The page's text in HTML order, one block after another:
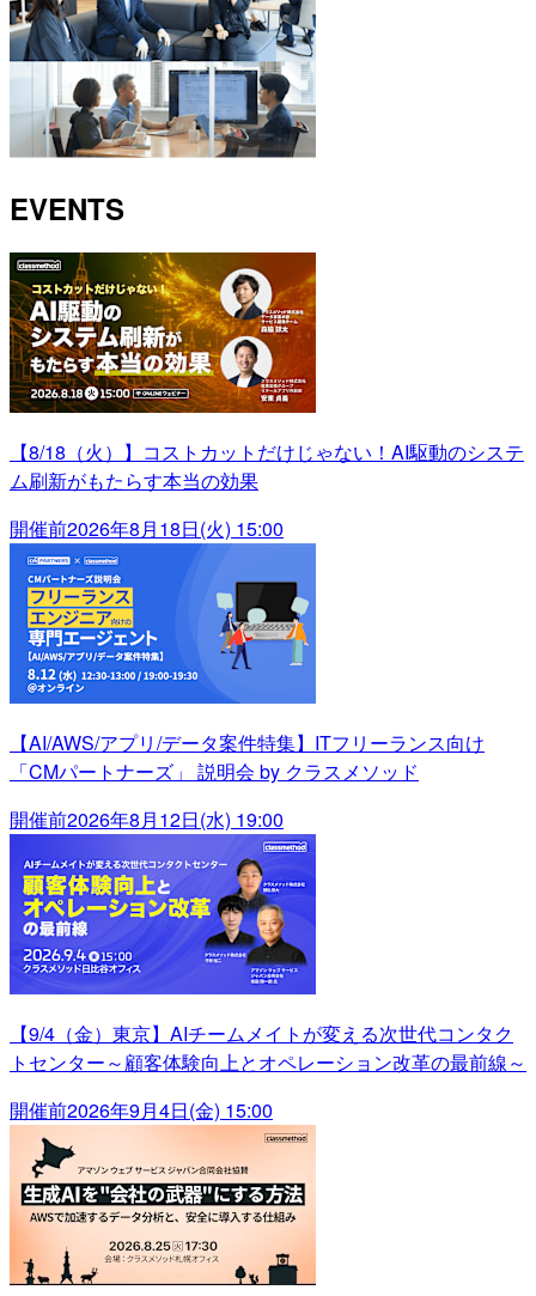
EVENTS
【8/18（火）】コストカットだけじゃない！AI駆動のシステ
ム刷新がもたらす本当の効果
開催前2026年8月18日(火) 15:00
【AI/AWS/アプリ/データ案件特集】ITフリーランス向け
「CMパートナーズ」 説明会 by クラスメソッド
開催前2026年8月12日(水) 19:00
【9/4（金）東京】AIチームメイトが変える次世代コンタク
トセンター～顧客体験向上とオペレーション改革の最前線～
開催前2026年9月4日(金) 15:00